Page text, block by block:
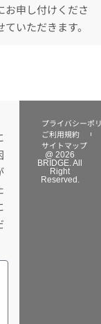
お申し付けくださ
いただきます。
@ 2026
BRIDGE. All
Right
Reserved.
プライバシーポ
ご利用規約
サイトマップ